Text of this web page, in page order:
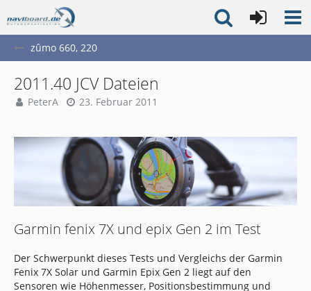
zûmo 660, 220
2011.40 JCV Dateien
PeterA 23. Februar 2011
Garmin fenix 7X und epix Gen 2 im Test
Der Schwerpunkt dieses Tests und Vergleichs der Garmin
Fenix 7X Solar und Garmin Epix Gen 2 liegt auf den
Sensoren wie Höhenmesser, Positionsbestimmung und